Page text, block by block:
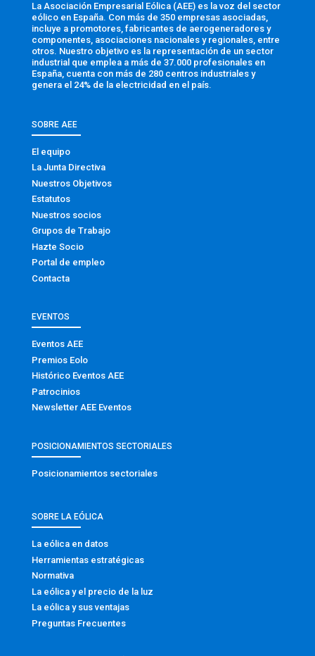
La Asociación Empresarial Eólica (AEE) es la voz del sector
eólico en España. Con más de 350 empresas asociadas,
incluye a promotores, fabricantes de aerogeneradores y
componentes, asociaciones nacionales y regionales, entre
otros. Nuestro objetivo es la representación de un sector
industrial que emplea a más de 37.000 profesionales en
España, cuenta con más de 280 centros industriales y
genera el 24% de la electricidad en el país.
SOBRE AEE
El equipo
La Junta Directiva
Nuestros Objetivos
Estatutos
Nuestros socios
Grupos de Trabajo
Hazte Socio
Portal de empleo
Contacta
EVENTOS
Eventos AEE
Premios Eolo
Histórico Eventos AEE
Patrocinios
Newsletter AEE Eventos
POSICIONAMIENTOS SECTORIALES
Posicionamientos sectoriales
SOBRE LA EÓLICA
La eólica en datos
Herramientas estratégicas
Normativa
La eólica y el precio de la luz
La eólica y sus ventajas
Preguntas Frecuentes